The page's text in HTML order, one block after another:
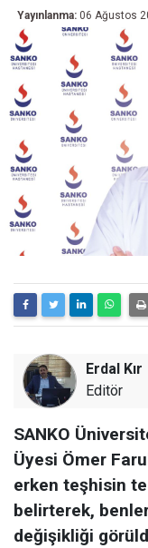
Yayınlanma: 06 Ağustos
Erdal Kır
Editör
SANKO
Üyesi Ömer
erken teşhisin
belirterek,
değişikliği